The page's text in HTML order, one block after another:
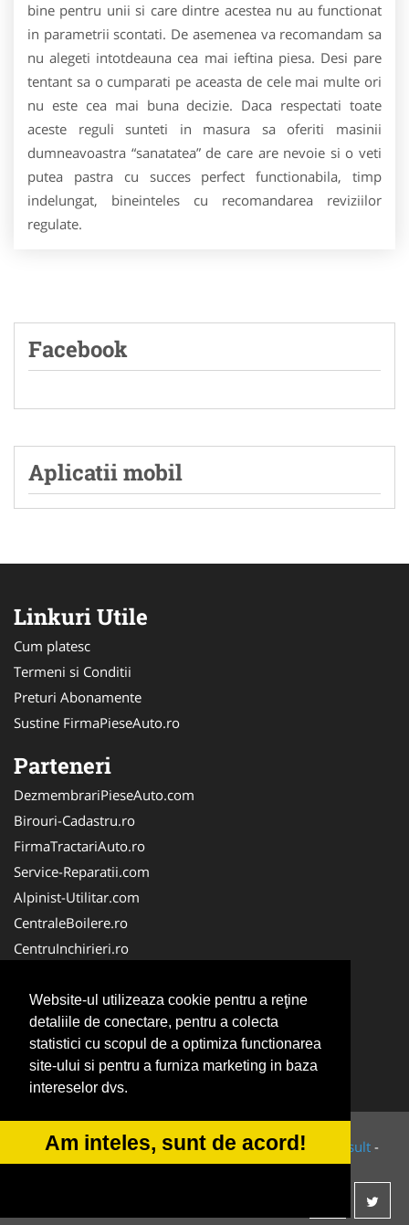
Website-ul utilizeaza cookie pentru a reţine
detaliile de conectare, pentru a colecta
statistici cu scopul de a optimiza functionarea
site-ului si pentru a furniza marketing in baza
intereselor dvs.
Am inteles, sunt de acord!
bine pentru unii si care dintre acestea nu au functionat
in parametrii scontati. De asemenea va recomandam sa
nu alegeti intotdeauna cea mai ieftina piesa. Desi pare
tentant sa o cumparati pe aceasta de cele mai multe ori
nu este cea mai buna decizie. Daca respectati toate
aceste reguli sunteti in masura sa oferiti masinii
dumneavoastra “sanatatea” de care are nevoie si o veti
putea pastra cu succes perfect functionabila, timp
indelungat, bineinteles cu recomandarea reviziilor
regulate.
Facebook
Aplicatii mobil
Linkuri Utile
Cum platesc
Termeni si Conditii
Preturi Abonamente
Sustine FirmaPieseAuto.ro
Parteneri
DezmembrariPieseAuto.com
Birouri-Cadastru.ro
FirmaTractariAuto.ro
Service-Reparatii.com
Alpinist-Utilitar.com
CentraleBoilere.ro
CentruInchirieri.ro
Cardiologul.ro
CramaVinuri.ro
Medic-Bun.com
NonStopDeschis.ro
© 2014-2026 Powered byVilonMedia&Tokaido Consult -